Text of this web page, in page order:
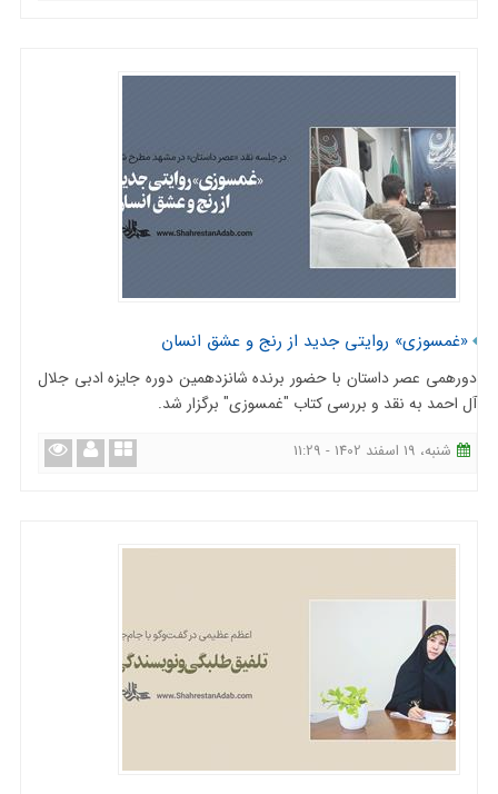
«غمسوزی» روایتی جدید از رنج و عشق انسان
دورهمی عصر داستان با حضور برنده شانزدهمین دوره جایزه ادبی جلال
آل احمد به نقد و بررسی کتاب "غمسوزی" برگزار شد.
شنبه، 19 اسفند 1402 - 11:29